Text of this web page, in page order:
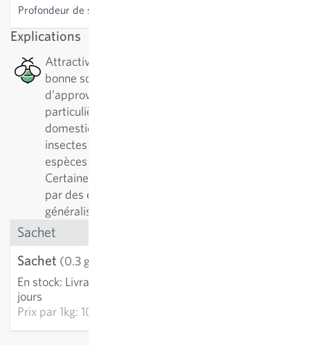
Profondeur de semis
Explications
Attractive pour les abeilles : Cette plante est une
bonne source de nectar en termes
d’approvisionnement en pollen, ce qui est
particulièrement bénéfique pour les abeilles
domestiques et solitaires, ainsi que pour d’autres
insectes pollinisateurs. Il existe plus de 500
espèces différentes d'abeilles solitaires.
Certaines plantes sont préférablement visitées
par des espèces spécialistes, d'autres par des
généralistes.
Sachet
Sachet (0.3 g)
En stock: Livraison 3-5
jours
Prix par1kg: 10 700,00 €